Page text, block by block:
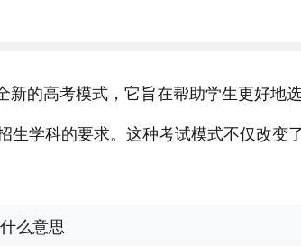
新的高考模式，它旨在帮助学生更好地
生学科的要求。这种考试模式不仅改变
么意思